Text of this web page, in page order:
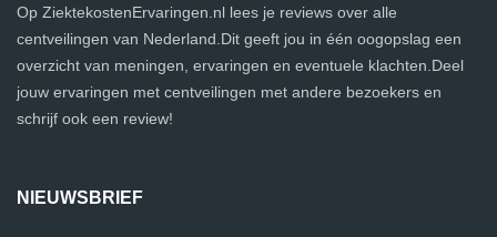
Op ZiektekostenErvaringen.nl lees je reviews over alle
centveilingen van Nederland.Dit geeft jou in één oogopslag een
overzicht van meningen, ervaringen en eventuele klachten.Deel
jouw ervaringen met centveilingen met andere bezoekers en
schrijf ook een review!
NIEUWSBRIEF